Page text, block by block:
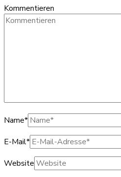
Kommentieren
Name*
E-Mail*
Website